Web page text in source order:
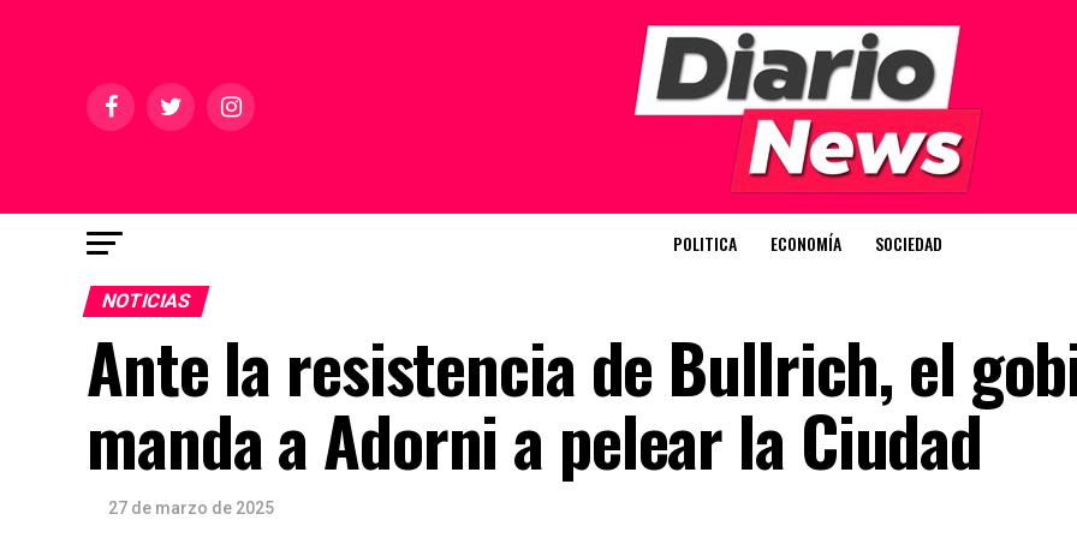
POLITICA ECONOMÍA SOCIEDAD
NOTICIAS
Ante la resistencia de Bullrich, el
manda a Adorni a pelear la Ciudad
27 de marzo de 2025